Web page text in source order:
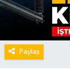
Paylaş